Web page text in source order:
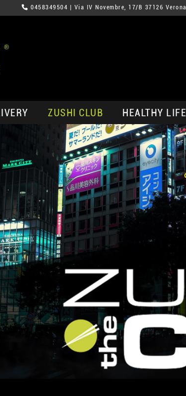
0458349504 | Via IV Novembre, 17/B 37126 Verona
ZUSHI CLUB HEALTHY LIFE